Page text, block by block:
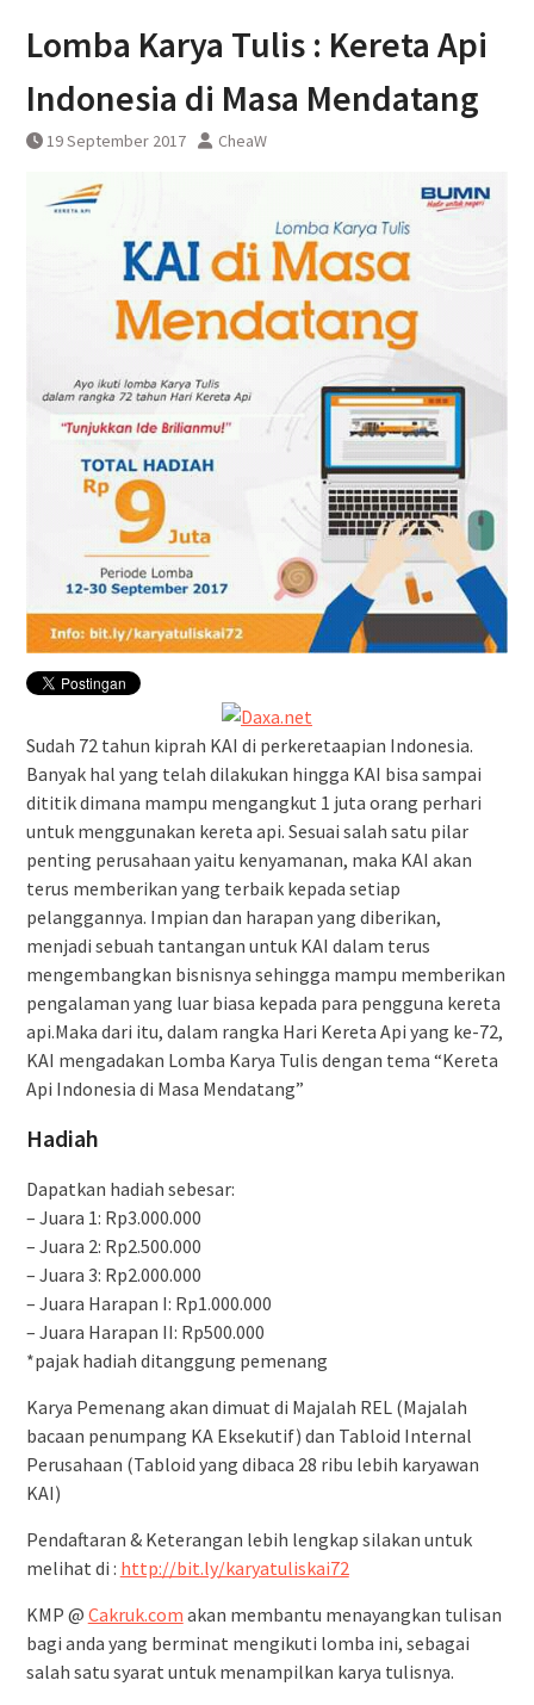
Uji Coba Terbatas Perpanjangan
Layanan Kereta Api Srilelawangsa
Lomba Karya Tulis : Kereta Api
Indonesia di Masa Mendatang
19 September 2017 CheaW
Sudah 72 tahun kiprah KAI di perkeretaapian Indonesia.
Banyak hal yang telah dilakukan hingga KAI bisa sampai
dititik dimana mampu mengangkut 1 juta orang perhari
untuk menggunakan kereta api. Sesuai salah satu pilar
penting perusahaan yaitu kenyamanan, maka KAI akan
terus memberikan yang terbaik kepada setiap
pelanggannya. Impian dan harapan yang diberikan,
menjadi sebuah tantangan untuk KAI dalam terus
mengembangkan bisnisnya sehingga mampu memberikan
pengalaman yang luar biasa kepada para pengguna kereta
api.Maka dari itu, dalam rangka Hari Kereta Api yang ke-72,
KAI mengadakan Lomba Karya Tulis dengan tema “Kereta
Api Indonesia di Masa Mendatang”
Hadiah
Dapatkan hadiah sebesar:
– Juara 1: Rp3.000.000
– Juara 2: Rp2.500.000
– Juara 3: Rp2.000.000
– Juara Harapan I: Rp1.000.000
– Juara Harapan II: Rp500.000
*pajak hadiah ditanggung pemenang
Karya Pemenang akan dimuat di Majalah REL (Majalah
bacaan penumpang KA Eksekutif) dan Tabloid Internal
Perusahaan (Tabloid yang dibaca 28 ribu lebih karyawan
KAI)
Pendaftaran & Keterangan lebih lengkap silakan untuk
melihat di : http://bit.ly/karyatuliskai72
KMP @ Cakruk.com akan membantu menayangkan tulisan
bagi anda yang berminat mengikuti lomba ini, sebagai
salah satu syarat untuk menampilkan karya tulisnya.